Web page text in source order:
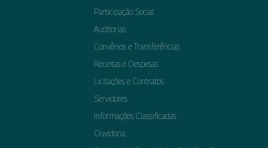
Participação Social
Auditorias
Convênios e Transferências
Receitas e Despesas
Licitações e Contratos
Servidores
Informações Classificadas
Ouvidoria